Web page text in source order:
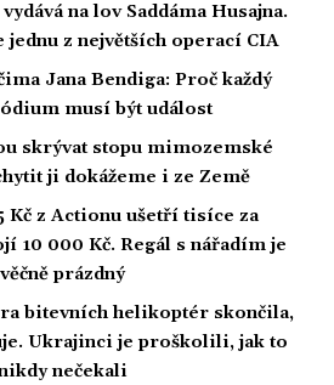
na lov Saddáma Husajna.
jednu z největších operací CIA
Jana Bendiga: Proč každý
musí být událost
skrývat stopu mimozemské
ji dokážeme i ze Země
Kč z Actionu ušetří tisíce za
10 000 Kč. Regál s nářadím je
věčně prázdný
bitevních helikoptér skončila,
Ukrajinci je proškolili, jak to
nečekali